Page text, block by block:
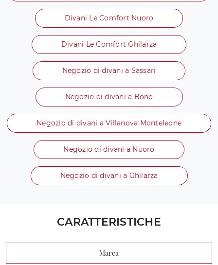
Divani Le Comfort Nuoro
Divani Le Comfort Ghilarza
Negozio di divani a Sassari
Negozio di divani a Bono
Negozio di divani a Villanova Monteleone
Negozio di divani a Nuoro
Negozio di divani a Ghilarza
CARATTERISTICHE
Marca